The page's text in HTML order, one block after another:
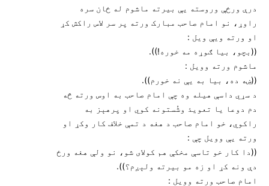
درې ورځې وروسته يې بيرته ماشوم له ځان سره
راوړ، نو امام صاحب مبارک ورته پر سر لاس راکش کړ
او ورته ويې ويل :
((بچو، بيا ګوړه مه خوره!)).
ماشوم ورته وويل :
((ښه ده، بيا به يې نه خورم)).
د سړي داسې هيله وه چې امام صاحب به اوس ورته څه
دم دوعا يا تعويذ وشُستونه کوي او پرهېز به
راکوي، خو امام صاحب د هغه د تمې خلاف کار وکړ او
ورته يې وويل چې :
((دا کار خو تاسې مخکې هم کولای شو، نو ولې هغه ورځ
دې ونه کړ او زه مو بيرته ولېږم؟)).
امام صاحب ورته وويل :